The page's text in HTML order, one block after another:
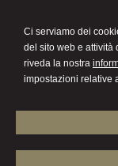
Ci serviamo dei
del sito web e attività
riveda la nostra
impostazioni relative
Menu